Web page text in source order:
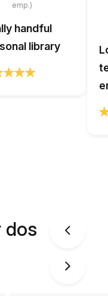
emp.)
handful
library
dos